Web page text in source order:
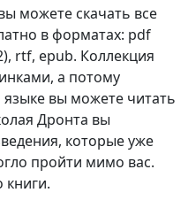
можете скачать все
в форматах: pdf
rtf, epub. Коллекция
а потому
языке вы можете читать
Дронта вы
которые уже
пройти мимо вас.
книги.